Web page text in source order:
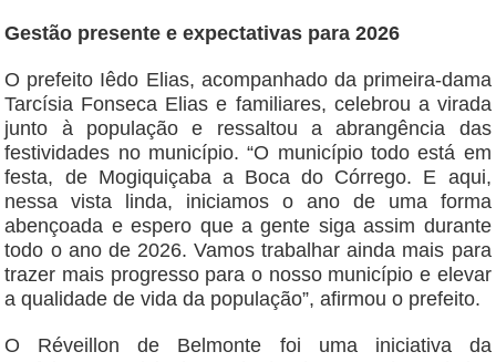
Gestão presente e expectativas para 2026
O prefeito Iêdo Elias, acompanhado da primeira-dama
Tarcísia Fonseca Elias e familiares, celebrou a virada
junto à população e ressaltou a abrangência das
festividades no município. “O município todo está em
festa, de Mogiquiçaba a Boca do Córrego. E aqui,
nessa vista linda, iniciamos o ano de uma forma
abençoada e espero que a gente siga assim durante
todo o ano de 2026. Vamos trabalhar ainda mais para
trazer mais progresso para o nosso município e elevar
a qualidade de vida da população”, afirmou o prefeito.
O Réveillon de Belmonte foi uma iniciativa da